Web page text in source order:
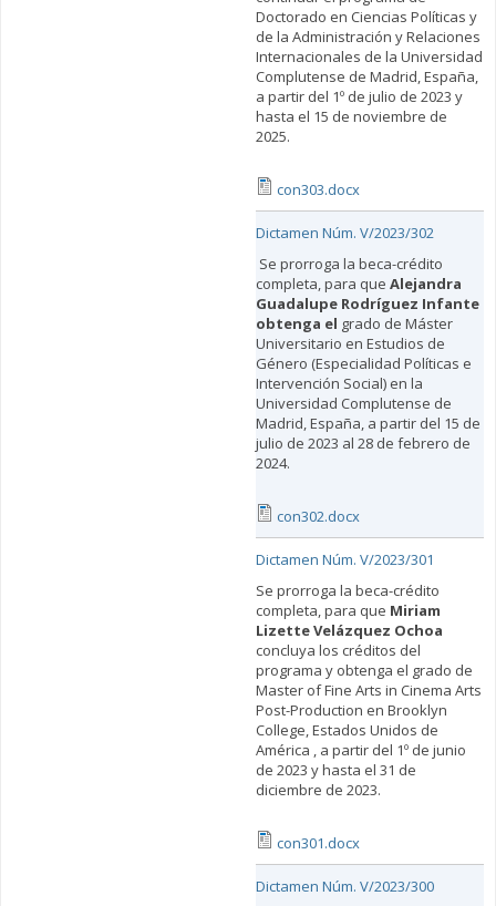
Doctorado en Ciencias Políticas y
de la Administración y Relaciones
Internacionales de la Universidad
Complutense de Madrid, España,
a partir del 1º de julio de 2023 y
hasta el 15 de noviembre de
2025.
con303.docx
Dictamen Núm. V/2023/302
Se prorroga la beca-crédito
completa, para que Alejandra
Guadalupe Rodríguez Infante
obtenga el grado de Máster
Universitario en Estudios de
Género (Especialidad Políticas e
Intervención Social) en la
Universidad Complutense de
Madrid, España, a partir del 15 de
julio de 2023 al 28 de febrero de
2024.
con302.docx
Dictamen Núm. V/2023/301
Se prorroga la beca-crédito
completa, para que Miriam
Lizette Velázquez Ochoa
concluya los créditos del
programa y obtenga el grado de
Master of Fine Arts in Cinema Arts
Post-Production en Brooklyn
College, Estados Unidos de
América , a partir del 1º de junio
de 2023 y hasta el 31 de
diciembre de 2023.
con301.docx
Dictamen Núm. V/2023/300